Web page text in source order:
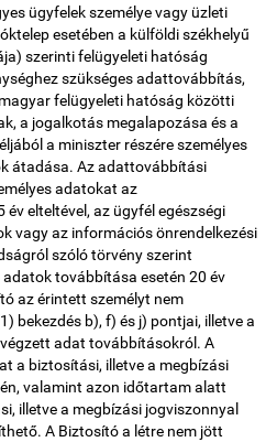
ügyfelek személye vagy üzleti
esetében a külföldi székhelyű
szerinti felügyeleti hatóság
szükséges adattovábbítás,
felügyeleti hatóság közötti
a jogalkotás megalapozása és a
a miniszter részére személyes
átadása. Az adattovábbítási
adatokat az
elteltével, az ügyfél egészségi
vagy az információs önrendelkezési
szóló törvény szerint
továbbítása esetén 20 év
az érintett személyt nem
bekezdés b), f) és j) pontjai, illetve a
adat továbbításokról. A
a biztosítási, illetve a megbízási
valamint azon időtartam alatt
illetve a megbízási jogviszonnyal
A Biztosító a létre nem jött